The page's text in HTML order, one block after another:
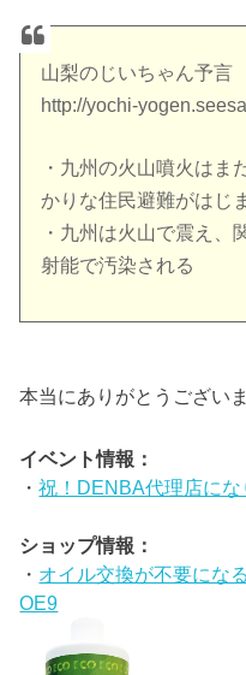
山梨のじいちゃん予言
http://yochi-
・九州の火山噴火はま
かりな住民避難がはじ
・九州は火山で震え、
射能で汚染される
本当にありがとうござい
イベント情報：
・祝！DENBA代理店にな
ショップ情報：
・ オイル交換が不要にな
OE9